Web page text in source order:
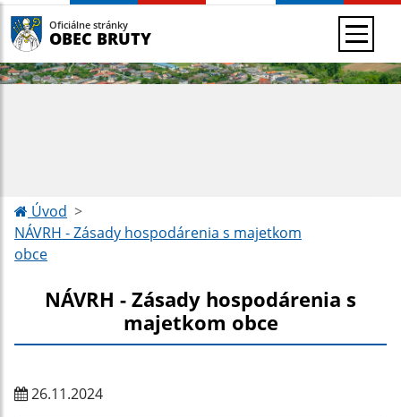
Oficiálne stránky
OBEC BRUTY
Úvod
NÁVRH - Zásady hospodárenia s majetkom
obce
NÁVRH - Zásady hospodárenia s
majetkom obce
26.11.2024